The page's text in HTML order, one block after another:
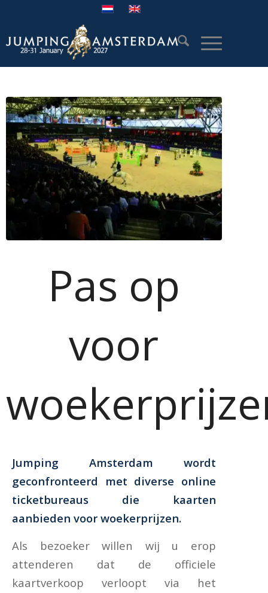
Pas op
voor
Jumping Amsterdam wordt
geconfronteerd met diverse online
ticketbureaus die kaarten
aanbieden voor woekerprijzen.
Als bezoeker willen wij u erop
attenderen dat de officiele
kaartverkoop verloopt via het